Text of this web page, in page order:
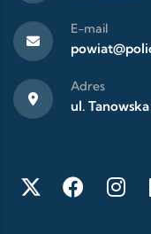
E-mail
Adres
ul.